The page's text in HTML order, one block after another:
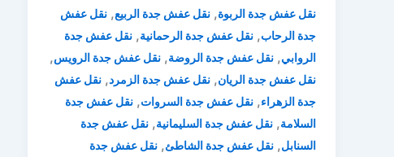
نقل عفش جدة الربوة, نقل عفش جدة الربيع, نقل عفش
جدة الرحاب, نقل عفش جدة الرحمانية, نقل عفش جدة
الروابي, نقل عفش جدة الروضة, نقل عفش جدة الرويس,
نقل عفش جدة الريان, نقل عفش جدة الزمرد, نقل عفش
جدة الزهراء, نقل عفش جدة السروات, نقل عفش جدة
السلامة, نقل عفش جدة السليمانية, نقل عفش جدة
السنابل, نقل عفش جدة الشاطئ, نقل عفش جدة